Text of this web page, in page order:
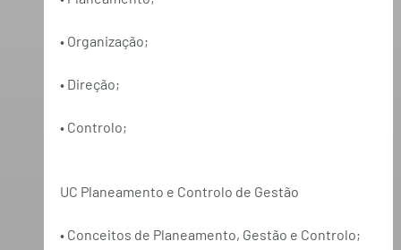
• Organização;
• Direção;
• Controlo;
UC Planeamento e Controlo de Gestão
• Conceitos de Planeamento, Gestão e Controlo;